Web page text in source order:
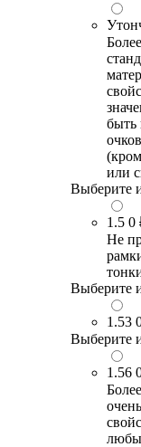
быть
или
Выберите
1.5 0
Не
Выберите
1.53
Выберите
1.56